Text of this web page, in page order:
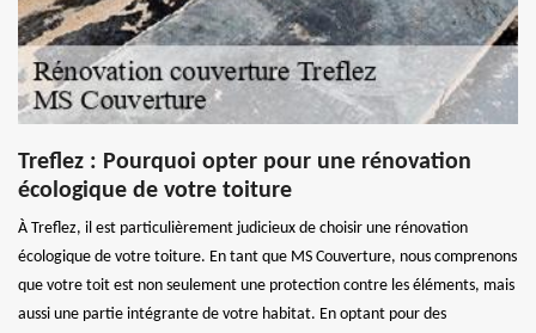
Treflez : Pourquoi opter pour une rénovation
écologique de votre toiture
À Treflez, il est particulièrement judicieux de choisir une rénovation
écologique de votre toiture. En tant que MS Couverture, nous comprenons
que votre toit est non seulement une protection contre les éléments, mais
aussi une partie intégrante de votre habitat. En optant pour des